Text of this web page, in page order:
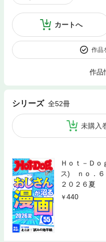
カートへ
作品
作品
シリーズ 全52冊
未購入
Ｈｏｔ－Ｄ
ス) ｎｏ．
２０２６夏
440